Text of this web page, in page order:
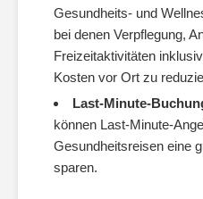
Gesundheits- und
bei denen Verpflegung,
Freizeitaktivitäten
Kosten vor Ort zu
Last-Minute-
können Last-Minute-
Gesundheitsreisen eine
sparen.